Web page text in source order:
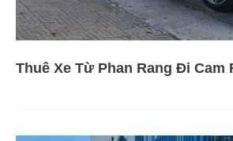
Thuê Xe Từ Phan Rang Đi Cam